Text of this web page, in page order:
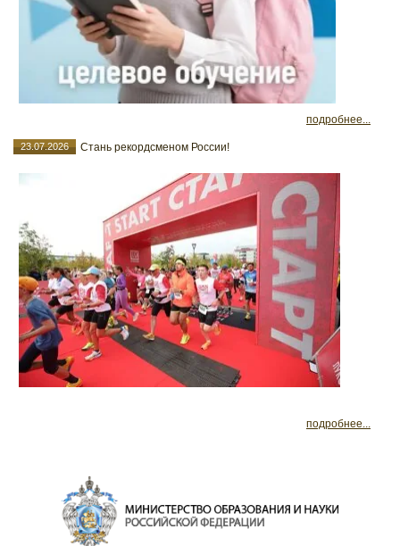
подробнее...
23.07.2026 Стань рекордсменом России!
подробнее...